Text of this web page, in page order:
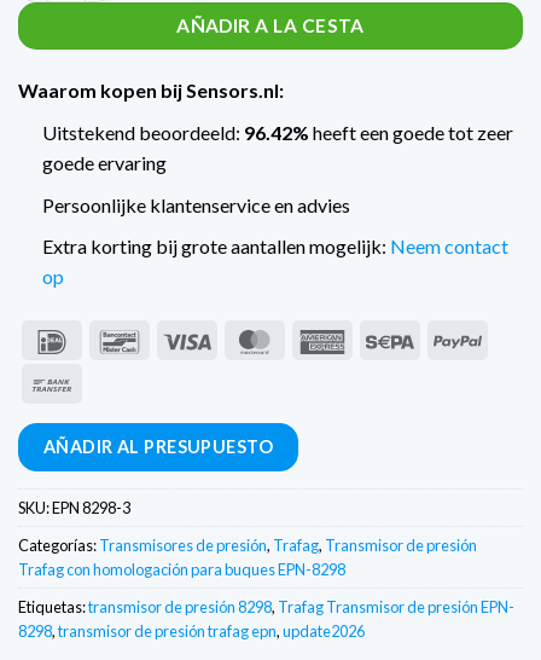
AÑADIR A LA CESTA
Waarom kopen bij Sensors.nl:
Uitstekend beoordeeld: 96.42% heeft een goede tot zeer
goede ervaring
Persoonlijke klantenservice en advies
Extra korting bij grote aantallen mogelijk: Neem contact
op
IDeal BancontactVisa MasterCardAmerican Sepa
PayPal
AÑADIR AL PRESUPUESTO
SKU:EPN 8298-3
Categorías:Transmisores de presión, Trafag, Transmisor de presión
Trafag con homologación para buques EPN-8298
Etiquetas:transmisor de presión 8298, Trafag Transmisor de presión EPN-
8298,transmisor de presión trafag epn,update2026